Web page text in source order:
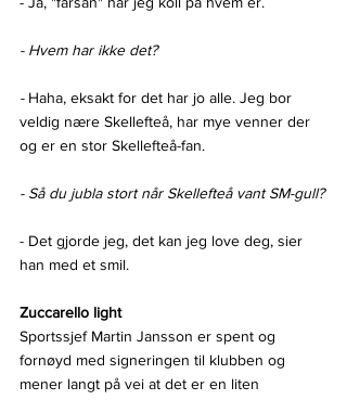
- Hvem har ikke det?
- Haha, eksakt for det har jo alle. Jeg bor
veldig nære Skellefteå, har mye venner der
og er en stor Skellefteå-fan.
- Så du jubla stort når Skellefteå vant SM-gull?
- Det gjorde jeg, det kan jeg love deg, sier
han med et smil.
Zuccarello light
Sportssjef Martin Jansson er spent og
fornøyd med signeringen til klubben og
mener langt på vei at det er en liten